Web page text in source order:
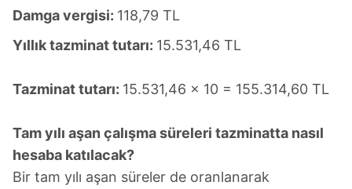
Sizlere daha iyi bir hizmet sunabilmek için İnternet
Sitemizde kendimize ve üçüncü kişilere ait çerezler
toplumu hizmetlerinin sunulması amacıyla
kılınması ve kişiselleştirilmesi ve sizlere yönelik
reklam/pazarlama faaliyetlerinin yapılması, amaçlarıyla
sınırlı olarak açık rızanız dahilinde kullanılacaktır.
Damga vergisi: 118,79 TL
Yıllık tazminat tutarı: 15.531,46 TL
Tazminat tutarı: 15.531,46 x 10 = 155.314,60 TL
Tam yılı aşan çalışma süreleri tazminatta nasıl
hesaba katılacak?
Bir tam yılı aşan süreler de oranlanarak